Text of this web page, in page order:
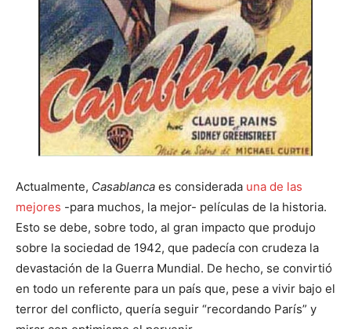
Actualmente, Casablanca es considerada una de las
mejores -para muchos, la mejor- películas de la historia.
Esto se debe, sobre todo, al gran impacto que produjo
sobre la sociedad de 1942, que padecía con crudeza la
devastación de la Guerra Mundial. De hecho, se convirtió
en todo un referente para un país que, pese a vivir bajo el
terror del conflicto, quería seguir “recordando París” y